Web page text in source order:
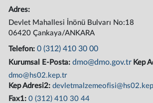
Adres:
Devlet Mahallesi İnönü Bulvarı No:18
06420 Çankaya/ANKARA
Telefon:0 (312) 410 30 00
Kurumsal E-Posta:dmo@dmo.gov.tr Kep
dmo@hs02.kep.tr
Kep Adresi2:
Fax1:0 (312) 410 30 44